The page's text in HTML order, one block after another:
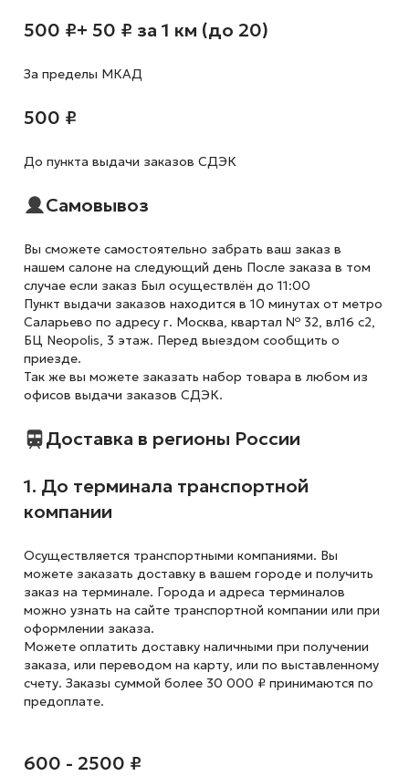
500 ₽+ 50 ₽ за 1 км (до 20)
За пределы МКАД
500 ₽
До пункта выдачи заказов СДЭК
Самовывоз
Вы сможете самостоятельно забрать ваш заказ в
нашем салоне на следующий день После заказа в том
случае если заказ Был осуществлён до 11:00
Пункт выдачи заказов находится в 10 минутах от метро
Саларьево по адресу г. Москва, квартал № 32, вл16 с2,
БЦ Neopolis, 3 этаж. Перед выездом сообщить о
приезде.
Так же вы можете заказать набор товара в любом из
офисов выдачи заказов СДЭК.
Доставка в регионы России
1. До терминала транспортной
компании
Осуществляется транспортными компаниями. Вы
можете заказать доставку в вашем городе и получить
заказ на терминале. Города и адреса терминалов
можно узнать на сайте транспортной компании или при
оформлении заказа.
Можете оплатить доставку наличными при получении
заказа, или переводом на карту, или по выставленному
счету. Заказы суммой более 30 000 ₽ принимаются по
предоплате.
600 - 2500 ₽